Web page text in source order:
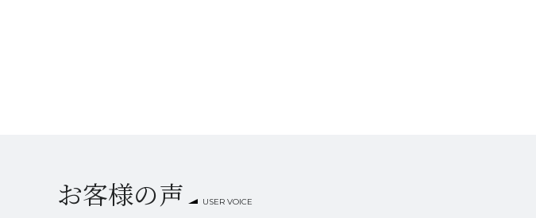
お客様の声 USER VOICE